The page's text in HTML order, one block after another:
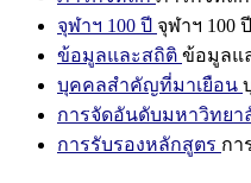
จุฬาฯ 100 ปี จุฬาฯ 100 ปี
ข้อมูลและสถิติ ข้อมูลแ
บุคคลสำคัญที่มาเยือน
การจัดอันดับมหาวิทยา
การรับรองหลักสูตร กา